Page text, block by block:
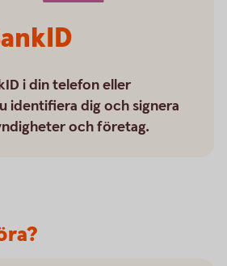
i din telefon eller
identifiera dig och signera
och företag.